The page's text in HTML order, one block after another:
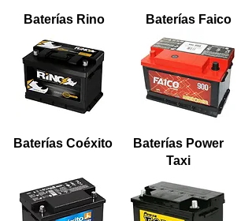
Baterías Rino
Baterías Coéxito
Baterías Faico
Baterías Power
Taxi